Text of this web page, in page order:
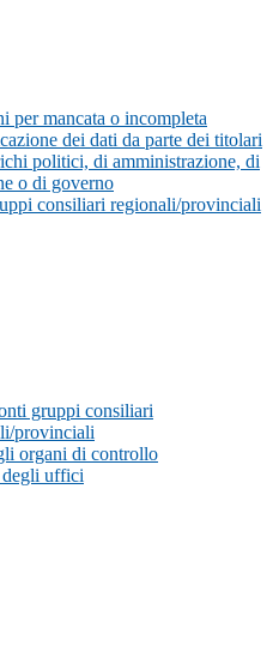
per mancata o incompleta
dei dati da parte dei titolari
politici, di amministrazione, di
o di governo
consiliari regionali/provinciali
gruppi consiliari
provinciali
organi di controllo
uffici